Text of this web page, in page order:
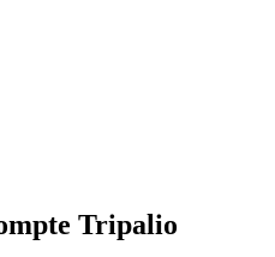
Tripalio